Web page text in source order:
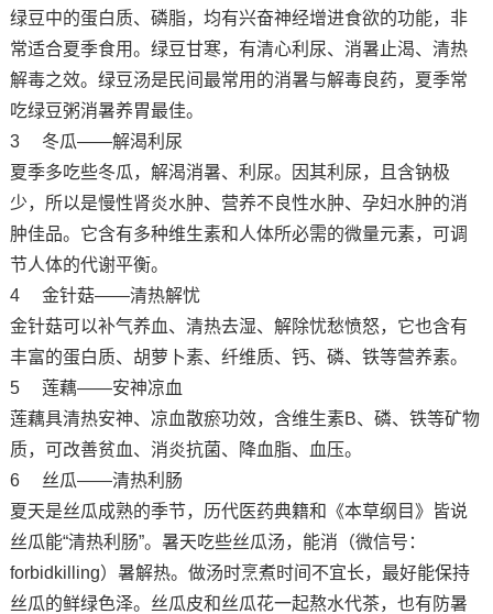
绿豆中的蛋白质、磷脂，均有兴奋神经增进食欲的功能，非
常适合夏季食用。绿豆甘寒，有清心利尿、消暑止渴、清热
解毒之效。绿豆汤是民间最常用的消暑与解毒良药，夏季常
吃绿豆粥消暑养胃最佳。
3 冬瓜——解渴利尿
夏季多吃些冬瓜，解渴消暑、利尿。因其利尿，且含钠极
少，所以是慢性肾炎水肿、营养不良性水肿、孕妇水肿的消
肿佳品。它含有多种维生素和人体所必需的微量元素，可调
节人体的代谢平衡。
4 金针菇——清热解忧
金针菇可以补气养血、清热去湿、解除忧愁愤怒，它也含有
丰富的蛋白质、胡萝卜素、纤维质、钙、磷、铁等营养素。
5 莲藕——安神凉血
莲藕具清热安神、凉血散瘀功效，含维生素B、磷、铁等矿物
质，可改善贫血、消炎抗菌、降血脂、血压。
6 丝瓜——清热利肠
夏天是丝瓜成熟的季节，历代医药典籍和《本草纲目》皆说
丝瓜能“清热利肠”。暑天吃些丝瓜汤，能消（微信号：
forbidkilling）暑解热。做汤时烹煮时间不宜长，最好能保持
丝瓜的鲜绿色泽。丝瓜皮和丝瓜花一起熬水代茶，也有防暑